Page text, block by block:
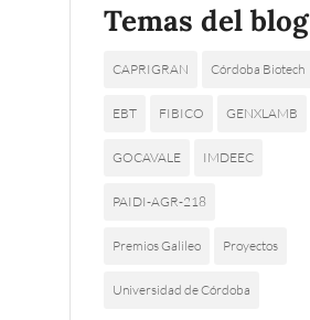
Temas del blog
CAPRIGRAN Córdoba Biotech
EBT FIBICO GENXLAMB
GOCAVALE IMDEEC
PAIDI-AGR-218
Premios Galileo Proyectos
Universidad de Córdoba